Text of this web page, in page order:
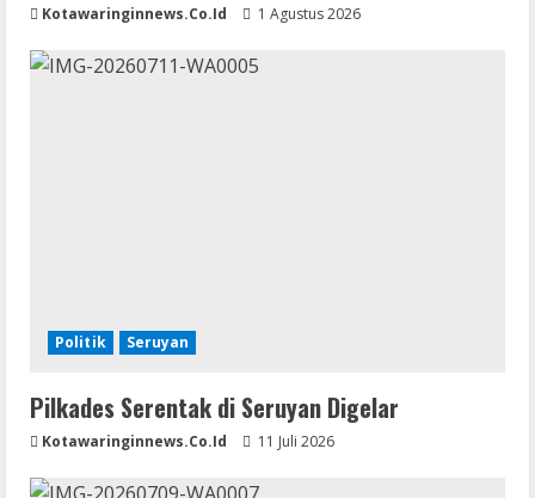
Kotawaringinnews.co.id 1 Agustus 2026
Politik Seruyan
Pilkades Serentak di Seruyan Digelar
Kotawaringinnews.co.id 11 Juli 2026